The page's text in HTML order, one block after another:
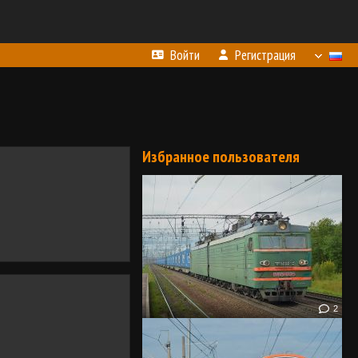
Войти Регистрация
Избранное пользователя
2